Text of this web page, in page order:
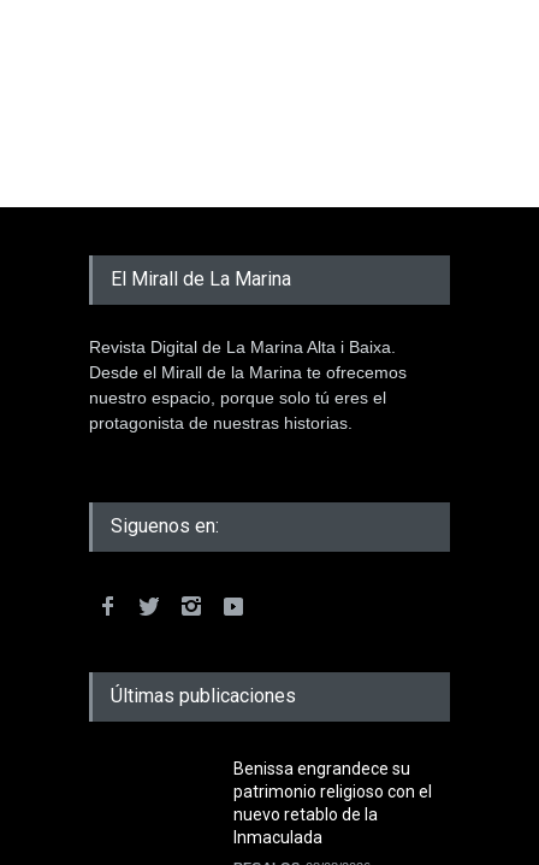
El Mirall de La Marina
Revista Digital de La Marina Alta i Baixa.
Desde el Mirall de la Marina te ofrecemos
nuestro espacio, porque solo tú eres el
protagonista de nuestras historias.
Siguenos en:
Últimas publicaciones
Benissa engrandece su
patrimonio religioso con el
nuevo retablo de la
Inmaculada